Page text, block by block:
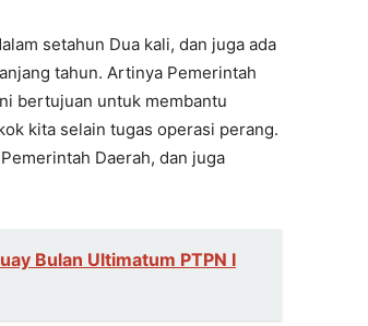
setahun Dua kali, dan juga ada
tahun. Artinya Pemerintah
bertujuan untuk membantu
kita selain tugas operasi perang.
Daerah, dan juga
Bulan Ultimatum PTPN I